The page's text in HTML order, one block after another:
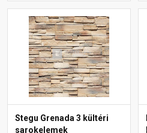
Stegu Grenada 3 kültéri
sarokelemek